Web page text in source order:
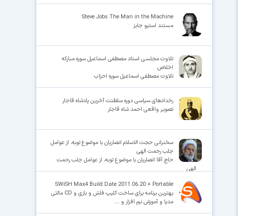
Steve Jobs The Man in the Machine
مستند استیو جابز
تلاوت مجلسی استاد مصطفی اسماعیل سوره مبارکه
اخلاص
تلاوت مصطفی اسماعیل سوره احزاب
رخدادهای سیاسی دوره سلطنت آخرین پادشاه قاجار
تصویر واقعی احمد شاه قاجار
سخنرانی حجت الاسلام انصاریان با موضوع توبه، از عوامل
جلب رحمت الهی
حاج آقا انصاریان با موضوع توبه، از عوامل جلب رحمت
الهی
SWiSH Max4 Build Date 2011.06.20 + Portable
بهترین برنامه برای ساخت کلیپ فلش و بازی و CD مالتی
مدیا و آموزش نرم افزار و ....